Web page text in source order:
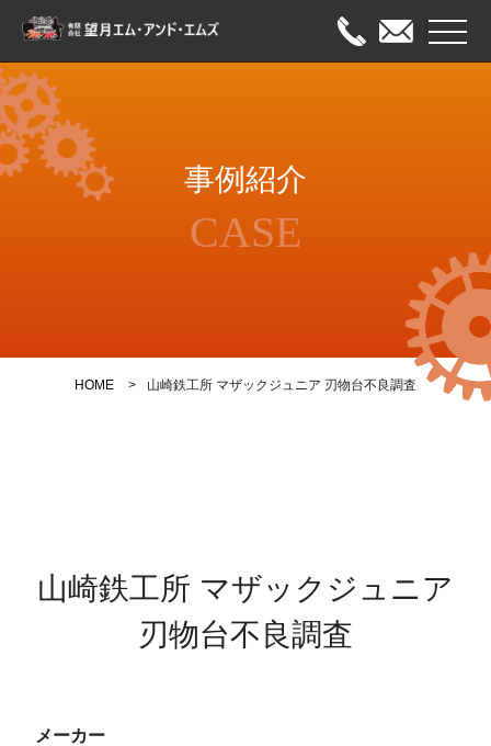
メニ
HOME
出張修理
オーバーホール
事例紹介
プライバシーポリシー
事例紹介
CASE
HOME 山崎鉄工所 マザックジュニア 刃物台不良調査
山崎鉄工所 マザックジュニア
刃物台不良調査
メーカー